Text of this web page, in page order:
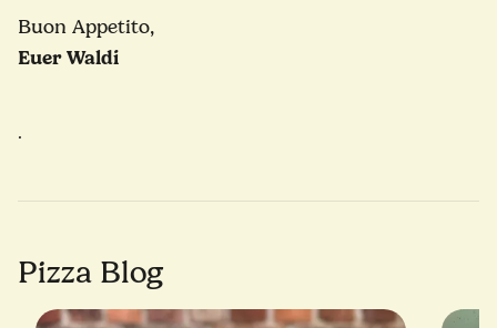
Buon Appetito,
Euer Waldi
.
Pizza Blog